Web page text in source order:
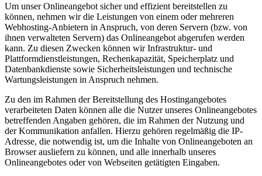
Um unser Onlineangebot sicher und effizient bereitstellen zu
können, nehmen wir die Leistungen von einem oder mehreren
Webhosting-Anbietern in Anspruch, von deren Servern (bzw. von
ihnen verwalteten Servern) das Onlineangebot abgerufen werden
kann. Zu diesen Zwecken können wir Infrastruktur- und
Plattformdienstleistungen, Rechenkapazität, Speicherplatz und
Datenbankdienste sowie Sicherheitsleistungen und technische
Wartungsleistungen in Anspruch nehmen.
Zu den im Rahmen der Bereitstellung des Hostingangebotes
verarbeiteten Daten können alle die Nutzer unseres Onlineangebotes
betreffenden Angaben gehören, die im Rahmen der Nutzung und
der Kommunikation anfallen. Hierzu gehören regelmäßig die IP-
Adresse, die notwendig ist, um die Inhalte von Onlineangeboten an
Browser ausliefern zu können, und alle innerhalb unseres
Onlineangebotes oder von Webseiten getätigten Eingaben.